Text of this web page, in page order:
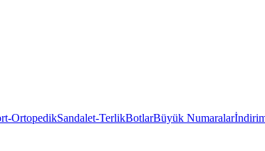
OrtopedikSandalet-TerlikBotlarBüyük Numaralar